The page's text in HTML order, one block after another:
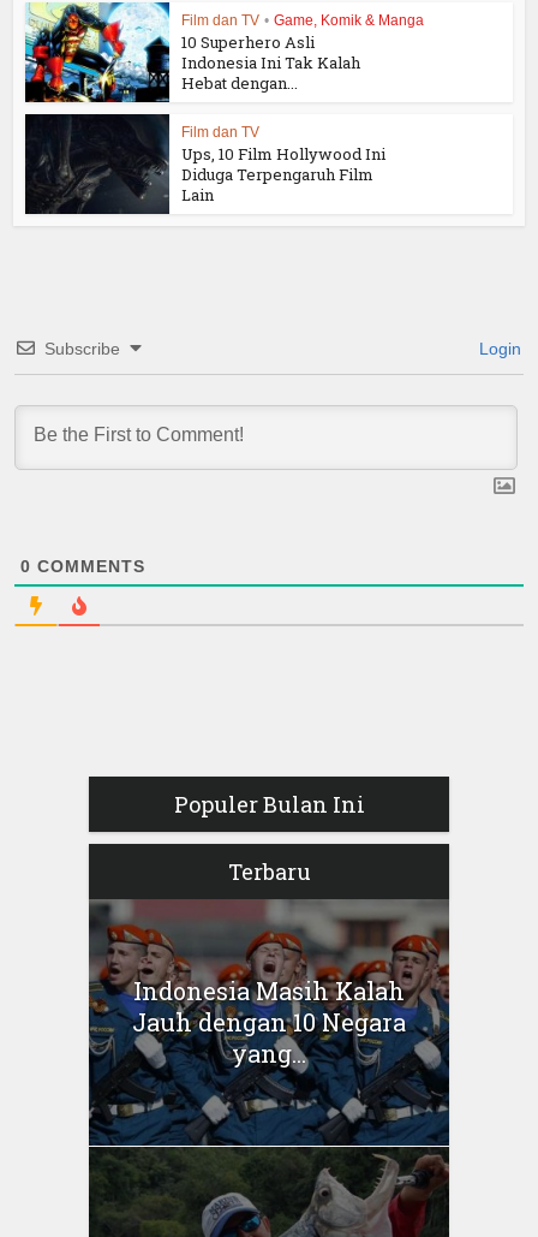
Film dan TV • Game, Komik & Manga
10 Superhero Asli
Indonesia Ini Tak Kalah
Hebat dengan...
Film dan TV
Ups, 10 Film Hollywood Ini
Diduga Terpengaruh Film
Lain
Subscribe Login
0 COMMENTS
Populer Bulan Ini
Terbaru
Indonesia Masih Kalah
Jauh dengan 10 Negara
yang...